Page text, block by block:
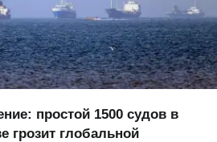
простой 1500 судов в
грозит глобальной